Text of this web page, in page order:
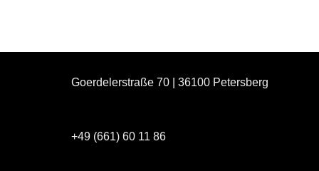
Goerdelerstraße 70 | 36100 Petersberg
+49 (661) 60 11 86